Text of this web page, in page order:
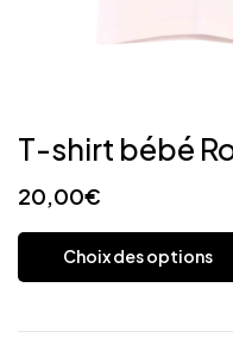
T-shirt bébé
20,00€
Choix des options